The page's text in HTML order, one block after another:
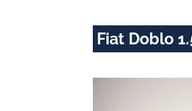
Fiat Doblo